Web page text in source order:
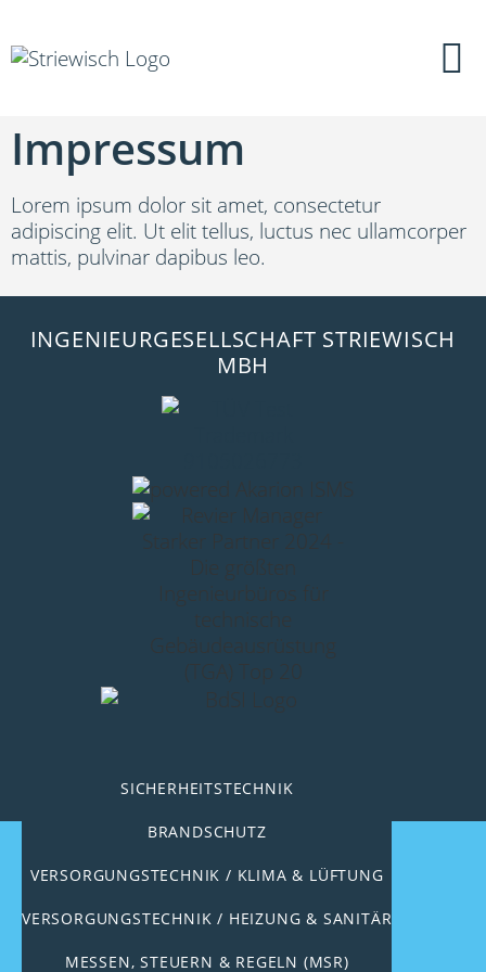
Impressum
Lorem ipsum dolor sit amet, consectetur
adipiscing elit. Ut elit tellus, luctus nec ullamcorper
mattis, pulvinar dapibus leo.
INGENIEURGESELLSCHAFT STRIEWISCH
MBH
SICHERHEITSTECHNIK
BRANDSCHUTZ
VERSORGUNGSTECHNIK / KLIMA & LÜFTUNG
VERSORGUNGSTECHNIK / HEIZUNG & SANITÄR
MESSEN, STEUERN & REGELN (MSR)